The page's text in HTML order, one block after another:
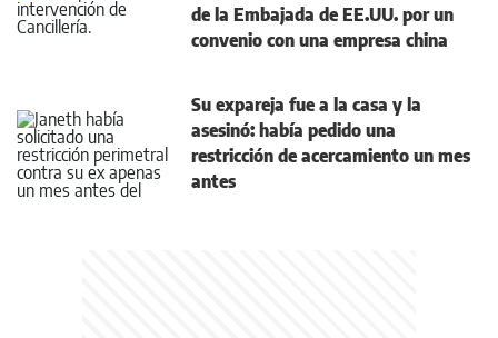
de la Embajada de EE.UU. por un
convenio con una empresa china
Su expareja fue a la casa y la
asesinó: había pedido una
restricción de acercamiento un mes
antes